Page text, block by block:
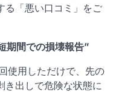
る「悪い口コミ」をご
期間での損壊報告”
使用しただけで、先の
き出しで危険な状態に